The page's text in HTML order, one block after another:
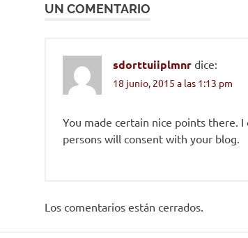
entradas
UN COMENTARIO
sdorttuiiplmnr dice:
18 junio, 2015 a las 1:13 pm
You made certain nice points there.
persons will consent with your blog.
Los comentarios están cerrados.